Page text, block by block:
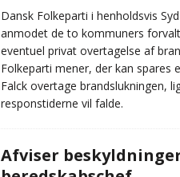
Dansk Folkeparti i henholdsvis
anmodet de to kommuners
eventuel privat overtagelse af
Folkeparti mener, der kan spares
Falck overtage brandslukningen,
responstiderne vil falde.
Afviser